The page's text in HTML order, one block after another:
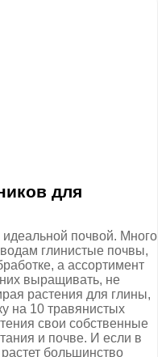
для
почвой. Много
глинистые почвы,
а ассортимент
выращивать, не
растения для глины,
на 10 травянистых
свои собственные
и почве. И если в
большинство